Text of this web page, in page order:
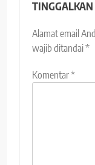
Alamat email
wajib ditandai*
Komentar*